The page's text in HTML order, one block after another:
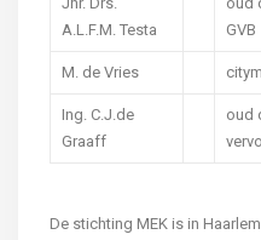
A.L.F.M. Testa
GVB
M. de Vries
Ing. C.J.de
Graaff
oud
De stichting MEK is in